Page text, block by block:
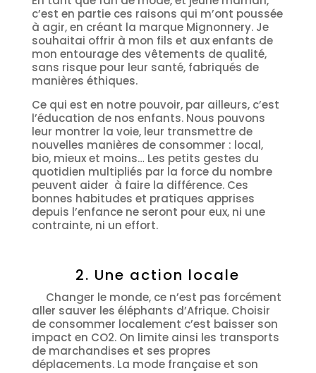
c’est en partie ces raisons qui m’ont poussée
à agir, en créant la marque Mignonnery. Je
souhaitai offrir à mon fils et aux enfants de
mon entourage des vêtements de qualité,
sans risque pour leur santé, fabriqués de
manières éthiques.
Ce qui est en notre pouvoir, par ailleurs, c’est
l’éducation de nos enfants. Nous pouvons
leur montrer la voie, leur transmettre de
nouvelles manières de consommer : local,
bio, mieux et moins… Les petits gestes du
quotidien multipliés par la force du nombre
peuvent aider à faire la différence. Ces
bonnes habitudes et pratiques apprises
depuis l’enfance ne seront pour eux, ni une
contrainte, ni un effort.
2. Une action locale
Changer le monde, ce n’est pas forcément
aller sauver les éléphants d’Afrique. Choisir
de consommer localement c’est baisser son
impact en CO2. On limite ainsi les transports
de marchandises et ses propres
déplacements. La mode française et son